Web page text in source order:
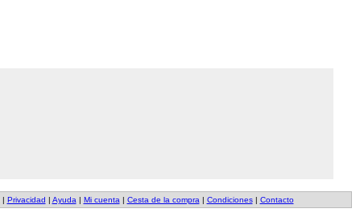
| Privacidad | Ayuda | Mi cuenta | Cesta de la compra | Condiciones| Contacto